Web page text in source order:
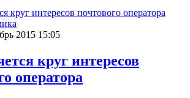
2015 15:05
круг интересов
оператора